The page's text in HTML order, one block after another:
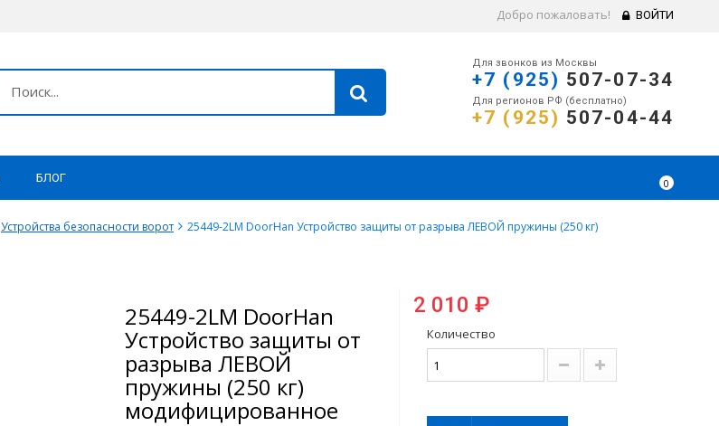
Добро пожаловать! ВОЙТИ
Для звонков из Москвы
+7 (925) 507-07-34
Для регионов РФ (бесплатно)
+7 (925) 507-04-44
0
БЛОГ
Устройства безопасности ворот
25449-2LM DoorHan Устройство защиты от разрыва ЛЕВОЙ пружины (250 кг)
25449-2LM DoorHan
Устройство защиты от
разрыва ЛЕВОЙ
пружины (250 кг)
модифицированное
2 010 ₽
Количество